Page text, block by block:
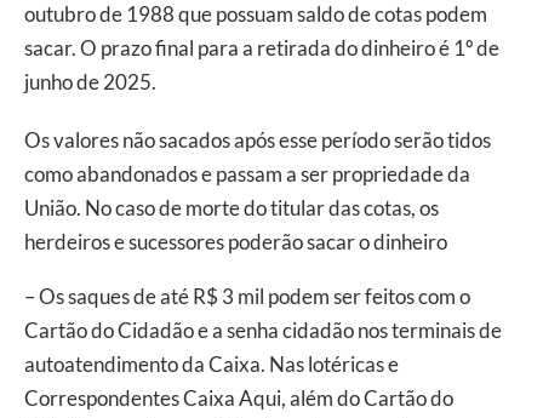
outubro de 1988 que possuam saldo de cotas podem
sacar. O prazo final para a retirada do dinheiro é 1º de
junho de 2025.
Os valores não sacados após esse período serão tidos
como abandonados e passam a ser propriedade da
União. No caso de morte do titular das cotas, os
herdeiros e sucessores poderão sacar o dinheiro
– Os saques de até R$ 3 mil podem ser feitos com o
Cartão do Cidadão e a senha cidadão nos terminais de
autoatendimento da Caixa. Nas lotéricas e
Correspondentes Caixa Aqui, além do Cartão do